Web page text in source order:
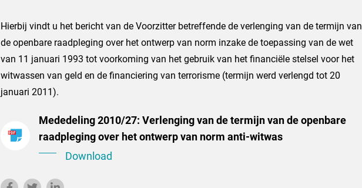
Hierbij vindt u het bericht van de Voorzitter betreffende de verlenging van de termijn van
de openbare raadpleging over het ontwerp van norm inzake de toepassing van de wet
van 11 januari 1993 tot voorkoming van het gebruik van het financiële stelsel voor het
witwassen van geld en de financiering van terrorisme (termijn werd verlengd tot 20
januari 2011).
Mededeling 2010/27: Verlenging van de termijn van de openbare
raadpleging over het ontwerp van norm anti-witwas
Download